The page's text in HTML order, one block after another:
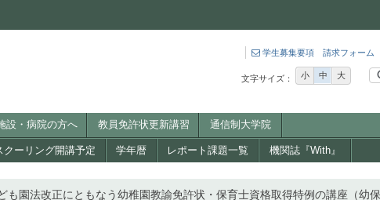
学生募集要項 請求フォーム
文字サイズ： 小 中 大
設・病院の方へ 教員免許状更新講習 通信制大学院
クーリング開講予定 学年暦 レポート課題一覧 機関誌『With』
も園法改正にともなう幼稚園教諭免許状・保育士資格取得特例の講座（幼保